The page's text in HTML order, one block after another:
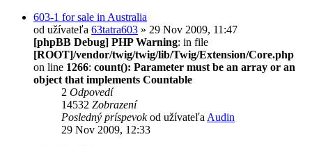
603-1 for sale in Australia
od užívateľa 63tatra603 » 29 Nov 2009, 11:47
[phpBB Debug] PHP Warning: in file
[ROOT]/vendor/twig/twig/lib/Twig/Extension/Core.php
on line 1266: count(): Parameter must be an array or an
object that implements Countable
2 Odpovedí
14532 Zobrazení
Posledný príspevokod užívateľa Audin
29 Nov 2009, 12:33